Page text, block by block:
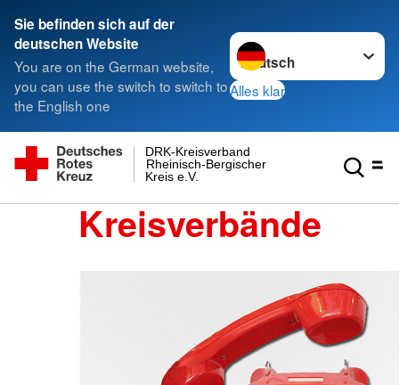
Sie befinden sich auf der
deutschen Website
You are on the German website,
you can use the switch to switch to
the English one
Sprache wechseln zu
Alles klar
Kreis e.V.
Rheinisch-Bergischer
DRK-Kreisverband
Kreisverbände